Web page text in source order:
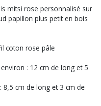
mitsi rose personnalisé sur
papillon plus petit en bois
coton rose pâle
: 12 cm de long et 5
cm de long et 3 cm de